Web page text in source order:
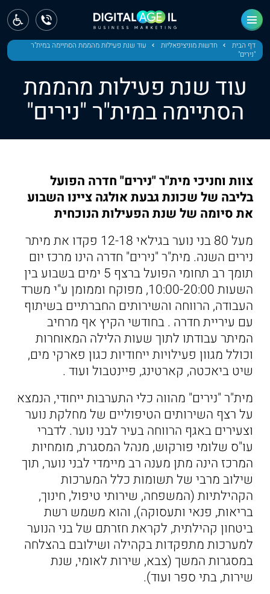
דף הבית חדשות מוניציפאליות
עוד שנת פעילות מהממת הסתיימה במית"ר
"נירים"
עוד שנת פעילות מהממת
הסתיימה במית"ר "נירים"
צוות וחניכי מית"ר "נירים" חדרה הפועל
בליבה של שכונת גבעת אולגה ציינו השבוע
את סיומה של שנת הפעילות הנוכחית
מעל 80 בני נוער בגילאי 12-18 פקדו את מיתר
נירים השנה. מית"ר "נירים" חדרה הינו מרכז יום
תומך רב תחומי הפועל ברצף 5 ימים בשבוע בין
השעות 10:00-20:00, מפוקח וממומן ע"י משרד
העבודה, הרווחה והשירותים החברתיים בשיתוף
עם עיריית חדרה . בחודשי הקיץ אף מרחיב
המיתר עבודתו לתוך שעות הלילה המאוחרות
וכולל מגוון פעילויות ייחודיות כגון פארקי מים,
שיט ביאכטה, קארטינג, פיינטבול ועוד .
מית"ר "נירים" מהווה כלי התערבות ייחודי, הנמצא
על רצף השירותים הטיפוליים של מחלקת נוער
וצעירים באגף הרווחה בעיר לבני נוער. לדברי
עו"ס שלומי פורקוש, מנהל המסגרת, מומחיות
המרכז הינה מתן מענה רב מיימדי לבני נוער, תוך
שילוב מרבי של תשומות כלל המערכות
הקהילתיות (המשפחה, שירותי טיפול, חינוך,
בריאות, פנאי ותעסוקה), והוא משמש רשת
ביטחון קהילתית, לקראת חזרתם של בני הנוער
למערכות מתפקדות בקהילה ושילובם בהצלחה
במסגרות המשך (צבא, שירות לאומי, שנת
שירות, בתי ספר ועוד).
ראשי
חדשות
מחוז חיפה
ירושלים
תל אביב